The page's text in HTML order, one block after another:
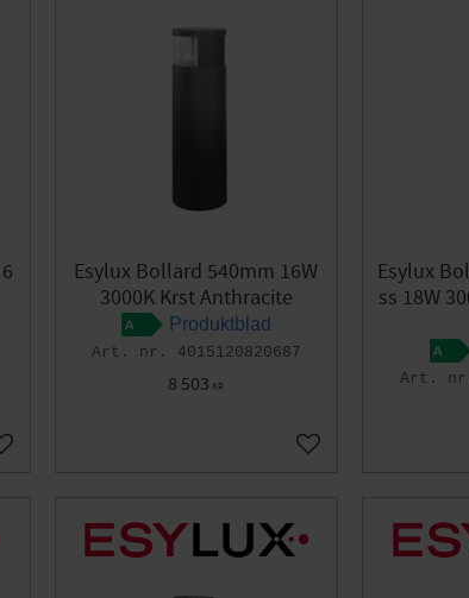
Add to favorites
Esylux Bollard 540mm 16W
3000K Krst Anthracite
Produktblad
4015120820687
8 503 KR
Add to favorites
Esylux
ss 18W